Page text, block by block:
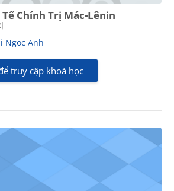
Chính Trị Mác-Lênin
Ngoc Anh
truy cập khoá học